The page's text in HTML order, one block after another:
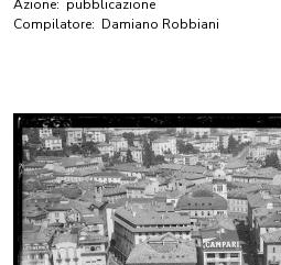
Azione: pubblicazione
Compilatore: Damiano Robbiani